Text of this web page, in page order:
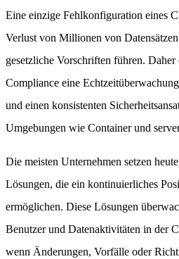
Eine einzige Fehlkonfiguration eines
Verlust von Millionen von
gesetzliche Vorschriften führen.
Compliance eine
und einen konsistenten
Umgebungen wie Container und
Die meisten Unternehmen setzen
Lösungen, die ein kontinuierliches
ermöglichen. Diese Lösungen
Benutzer und Datenaktivitäten in der
wenn Änderungen, Vorfälle oder